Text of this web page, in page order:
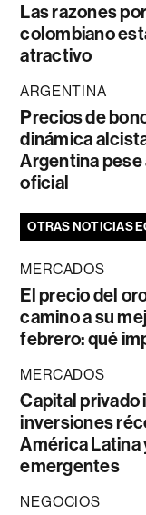
Las razones
colombiano
atractivo
ARGENTINA
Precios de
dinámica
Argentina
oficial
OTRAS NOTICIAS
MERCADOS
El precio del
camino a su
febrero: qué
MERCADOS
Capital privado
inversiones
América
emergentes
NEGOCIOS